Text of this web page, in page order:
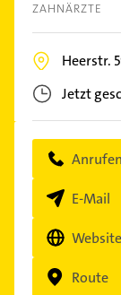
ZAHNÄRZTE
Heerstr.
Jetzt
Anrufen
E-Mail
Website
Route